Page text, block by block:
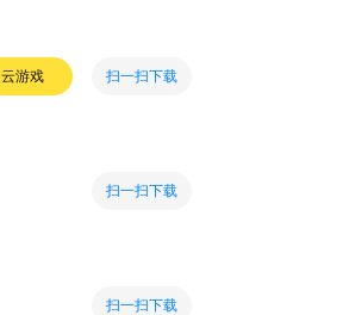
云游戏 扫一扫下载
扫一扫下载
扫一扫下载